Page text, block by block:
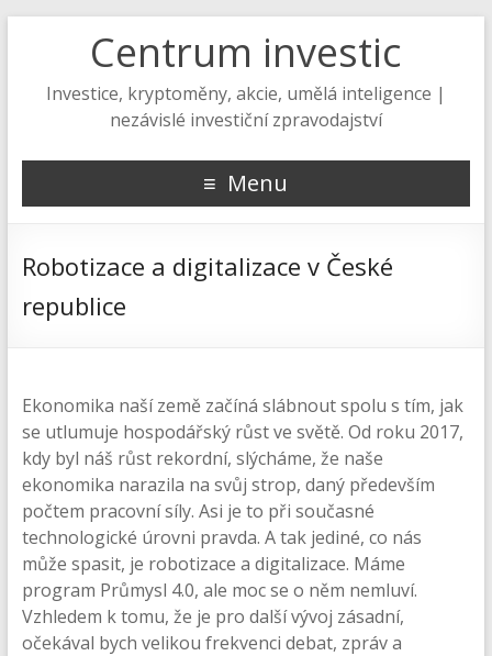
Centrum investic
Investice, kryptoměny, akcie, umělá inteligence |
nezávislé investiční zpravodajství
Menu
Robotizace a digitalizace v České
republice
Ekonomika naší země začíná slábnout spolu s tím, jak
se utlumuje hospodářský růst ve světě. Od roku 2017,
kdy byl náš růst rekordní, slýcháme, že naše
ekonomika narazila na svůj strop, daný především
počtem pracovní síly. Asi je to při současné
technologické úrovni pravda. A tak jediné, co nás
může spasit, je robotizace a digitalizace. Máme
program Průmysl 4.0, ale moc se o něm nemluví.
Vzhledem k tomu, že je pro další vývoj zásadní,
očekával bych velikou frekvenci debat, zpráv a